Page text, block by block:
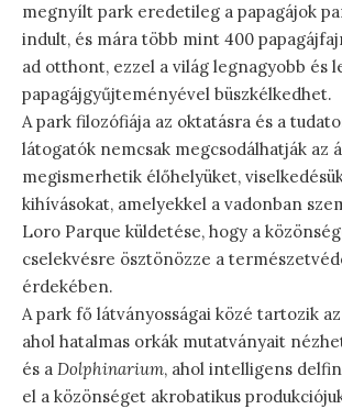
megnyílt park eredetileg a papagájok
indult, és mára több mint 400
ad otthont, ezzel a világ legnagyobb és
papagájgyűjteményével büszkélkedhet.
A park filozófiája az oktatásra és a
látogatók nemcsak megcsodálhatják az
megismerhetik élőhelyüket,
kihívásokat, amelyekkel a vadonban
Loro Parque küldetése, hogy a
cselekvésre ösztönözze a
érdekében.
A park fő látványosságai közé tartozik az
ahol hatalmas orkák mutatványait
és a Dolphinarium, ahol intelligens
el a közönséget akrobatikus